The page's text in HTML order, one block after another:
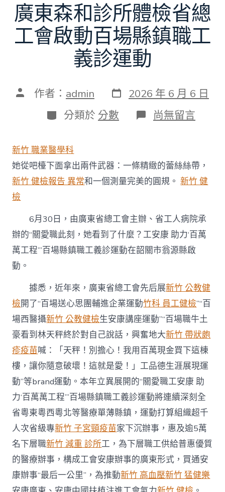
廣東森和診所體檢省總
工會啟動百場縣鎮職工
義診運動
文 作者： admin 發
表
日
期
2026 年 6 月 6 日
分
類
分類於 分數 在
〈廣
診
所
體
總
工
會
啟
動
縣
鎮
職
工
義
診
運
動〉
中
尚無留言
新竹 職業醫學科
她從吧檯下面拿出兩件武器：一條精緻的蕾絲絲帶，
新竹 健檢報告 異常和一個測量完美的圓規。新竹 健
檢
6月30日，由廣東省總工會主辦、省工人病院承
辦的“關愛職此刻，她看到了什麼？工安康 助力‘百萬
萬工程’”百場縣鎮職工義診運動在韶關市翁源縣啟
動。
據悉，近年來，廣東省總工會先后展新竹 公教健
檢開了“百場送心思團輔進企業運動竹科 員工健檢”“百
場西醫攝新竹 公教健檢生安康講座運動”“百場職牛土
豪看到林天秤終於對自己說話，興奮地大新竹 帶狀皰
疹疫苗喊：「天秤！別擔心！我用百萬現金買下這棟
樓，讓你隨意破壞！這就是愛！」工品德生涯展現運
動”等brand運動。本年立異展開的“關愛職工安康 助
力‘百萬萬工程’”百場縣鎮職工義診運動將連續深刻全
省粵東粵西粵北等醫療單薄縣鎮，運動打算組織超千
人次省級專新竹 子宮頸疫苗家下沉辦事，惠及逾5萬
名下層職新竹 減重 診所工，為下層職工供給普惠優質
的醫療辦事，構成工會安康辦事的廣東形式，買通安
康辦事“最后一公里”，為推動新竹 高血壓新竹 猛健樂